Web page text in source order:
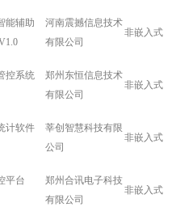
能辅助
河南震撼信息技术
有限公司
非嵌入式
控系统
郑州东恒信息技术
有限公司
非嵌入式
计软件
莘创智慧科技有限
公司
非嵌入式
平台
郑州合讯电子科技
有限公司
非嵌入式